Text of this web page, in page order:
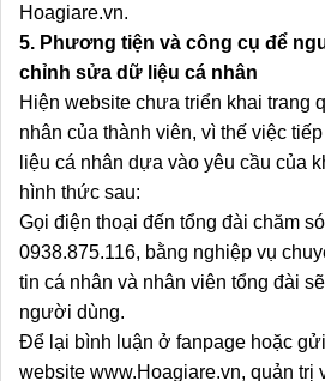
Hoagiare.vn.
5. Phương tiện và công cụ để
chỉnh sửa dữ liệu cá nhân
Hiện website chưa triển khai trang
nhân của thành viên, vì thế việc
liệu cá nhân dựa vào yêu cầu của
hình thức sau:
Gọi điện thoại đến tổng đài chăm
0938.875.116, bằng nghiệp vụ
tin cá nhân và nhân viên tổng đài
người dùng.
Để lại bình luận ở fanpage hoặc
website www.Hoagiare.vn, quản trị